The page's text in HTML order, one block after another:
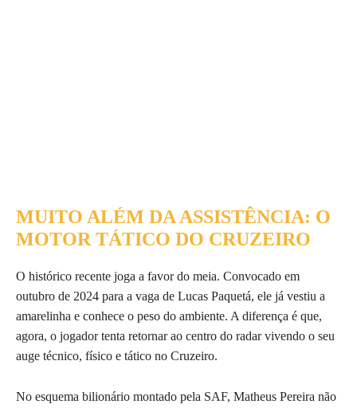
MUITO ALÉM DA ASSISTÊNCIA: O
MOTOR TÁTICO DO CRUZEIRO
O histórico recente joga a favor do meia. Convocado em
outubro de 2024 para a vaga de Lucas Paquetá, ele já vestiu a
amarelinha e conhece o peso do ambiente. A diferença é que,
agora, o jogador tenta retornar ao centro do radar vivendo o seu
auge técnico, físico e tático no Cruzeiro.
No esquema bilionário montado pela SAF, Matheus Pereira não